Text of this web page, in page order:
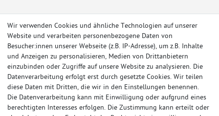
© Copyright 2026 Sportauspuff-Store.de - Alle Rechte vorbehalten.
Wir verwenden Cookies und ähnliche Technologien auf unserer
Website und verarbeiten personenbezogene Daten von
Besucher:innen unserer Webseite (z.B. IP-Adresse), um z.B. Inhalte
und Anzeigen zu personalisieren, Medien von Drittanbietern
einzubinden oder Zugriffe auf unsere Website zu analysieren. Die
Datenverarbeitung erfolgt erst durch gesetzte Cookies. Wir teilen
diese Daten mit Dritten, die wir in den Einstellungen benennen.
Die Datenverarbeitung kann mit Einwilligung oder aufgrund eines
berechtigten Interesses erfolgen. Die Zustimmung kann erteilt oder